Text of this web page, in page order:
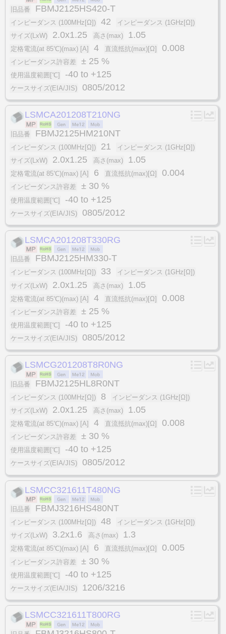
旧品番 FBMJ2125HS420-T
インピーダンス (100MHz[Ω]) 42
インピーダンス (1GHz[Ω])
サイズ(LxW)
2.0x1.25 高さ(max) 1.05
定格電流(at 85℃)(max) [A] 4 直流抵抗(max)[Ω] 0.008
インピーダンス許容差 ± 25 %
使用温度範囲[℃] -40 to +125
ケースサイズ(EIA/JIS) 0805/2012
LSMCA201208T210NG
旧品番 FBMJ2125HM210NT
インピーダンス (100MHz[Ω]) 21
インピーダンス (1GHz[Ω])
サイズ(LxW)
2.0x1.25 高さ(max) 1.05
定格電流(at 85℃)(max) [A] 6 直流抵抗(max)[Ω] 0.004
インピーダンス許容差 ± 30 %
使用温度範囲[℃] -40 to +125
ケースサイズ(EIA/JIS) 0805/2012
LSMCA201208T330RG
旧品番 FBMJ2125HM330-T
インピーダンス (100MHz[Ω]) 33
インピーダンス (1GHz[Ω])
サイズ(LxW)
2.0x1.25 高さ(max) 1.05
定格電流(at 85℃)(max) [A] 4 直流抵抗(max)[Ω] 0.008
インピーダンス許容差 ± 25 %
使用温度範囲[℃] -40 to +125
ケースサイズ(EIA/JIS) 0805/2012
LSMCG201208T8R0NG
旧品番 FBMJ2125HL8R0NT
インピーダンス (100MHz[Ω]) 8
インピーダンス (1GHz[Ω])
サイズ(LxW)
2.0x1.25 高さ(max) 1.05
定格電流(at 85℃)(max) [A] 4 直流抵抗(max)[Ω] 0.008
インピーダンス許容差 ± 30 %
使用温度範囲[℃] -40 to +125
ケースサイズ(EIA/JIS) 0805/2012
LSMCC321611T480NG
旧品番 FBMJ3216HS480NT
インピーダンス (100MHz[Ω]) 48
インピーダンス (1GHz[Ω])
サイズ(LxW)
3.2x1.6 高さ(max) 1.3
定格電流(at 85℃)(max) [A] 6 直流抵抗(max)[Ω] 0.005
インピーダンス許容差 ± 30 %
使用温度範囲[℃] -40 to +125
ケースサイズ(EIA/JIS) 1206/3216
LSMCC321611T800RG